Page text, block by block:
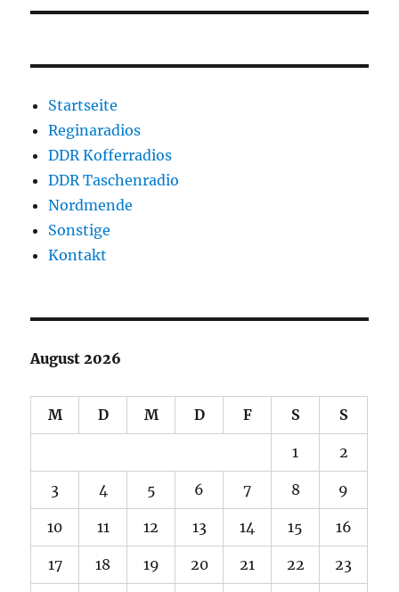
Startseite
Reginaradios
DDR Kofferradios
DDR Taschenradio
Nordmende
Sonstige
Kontakt
August 2026
M D M D F S S
1 2
3 4 5 6 7 8 9
10 11 12 13 14 15 16
17 18 19 20 21 22 23